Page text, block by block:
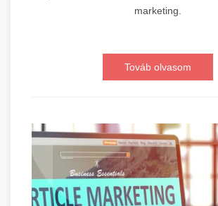
marketing.
Továb olvasom